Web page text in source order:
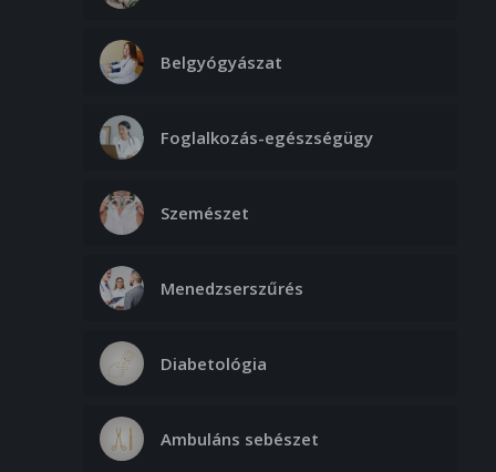
Belgyógyászat
Foglalkozás-egészségügy
Szemészet
Menedzserszűrés
Diabetológia
Ambuláns sebészet